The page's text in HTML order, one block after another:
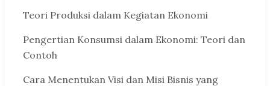
Teori Produksi dalam Kegiatan Ekonomi
Pengertian Konsumsi dalam Ekonomi: Teori dan
Contoh
Cara Menentukan Visi dan Misi Bisnis yang